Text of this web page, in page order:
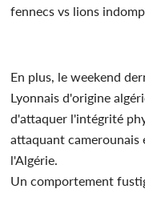
fennecs vs lions
En plus, le weekend
Lyonnais d'origine
d'attaquer l'intégrité
attaquant
l'Algérie.
Un comportement